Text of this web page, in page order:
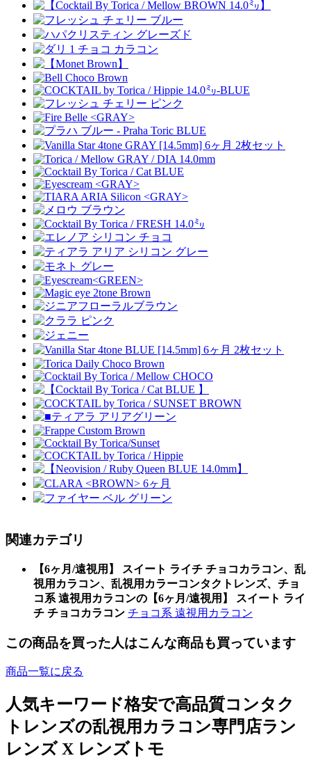
関連カテゴリ
【6ヶ月/遠視用】 スイート ライチ チョコカラコン、乱
視用カラコン、乱視用カラーコンタクトレンズ、チョ
コ系 遠視用カラコンの【6ヶ月/遠視用】 スイート ライ
チ チョコカラコン チョコ系 遠視用カラコン
この商品を買った人はこんな商品も買っています
商品一覧に戻る
人気キーワード格安で高品質コンタク
トレンズの乱視用カラコン専門店ラン
レンズ X レンズトモ